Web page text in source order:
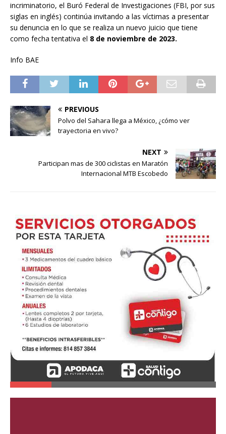
incriminatorio, el Buró Federal de Investigaciones (FBI, por sus
siglas en inglés) continúa invitando a las víctimas a presentar
su denuncia en lo que se realiza un nuevo juicio que tiene
como fecha tentativa el 8 de noviembre de 2023.
Info BAE
PREVIOUS
Polvo del Sahara llega a México, ¿cómo ver
trayectoria en vivo?
NEXT
Participan mas de 300 ciclistas en Maratón
Internacional MTB Escobedo